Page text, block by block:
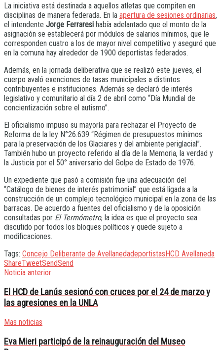
La iniciativa está destinada a aquellos atletas que compiten en
disciplinas de manera federada. En la apertura de sesiones ordinarias,
el intendente Jorge Ferraresi había adelantado que el monto de la
asignación se establecerá por módulos de salarios mínimos, que le
corresponden cuatro a los de mayor nivel competitivo y aseguró que
en la comuna hay alrededor de 1900 deportistas federados.
Además, en la jornada deliberativa que se realizó este jueves, el
cuerpo avaló exenciones de tasas municipales a distintos
contribuyentes e instituciones. Además se declaró de interés
legislativo y comunitario al día 2 de abril como “Día Mundial de
concientización sobre el autismo”.
El oficialismo impuso su mayoría para rechazar el Proyecto de
Reforma de la ley N°26.639 “Régimen de presupuestos mínimos
para la preservación de los Glaciares y del ambiente periglacial”.
También hubo un proyecto referido al día de la Memoria, la verdad y
la Justicia por el 50° aniversario del Golpe de Estado de 1976.
Un expediente que pasó a comisión fue una adecuación del
“Catálogo de bienes de interés patrimonial” que está ligada a la
construcción de un complejo tecnológico municipal en la zona de las
barracas. De acuerdo a fuentes del oficialismo y de la oposición
consultadas por El Termómetro, la idea es que el proyecto sea
discutido por todos los bloques políticos y quede sujeto a
modificaciones.
Tags: Concejo Deliberante de AvellanedadeportistasHCD Avellaneda
ShareTweetSendSend
Noticia anterior
El HCD de Lanús sesionó con cruces por el 24 de marzo y
las agresiones en la UNLA
Mas noticias
Eva Mieri participó de la reinauguración del Museo